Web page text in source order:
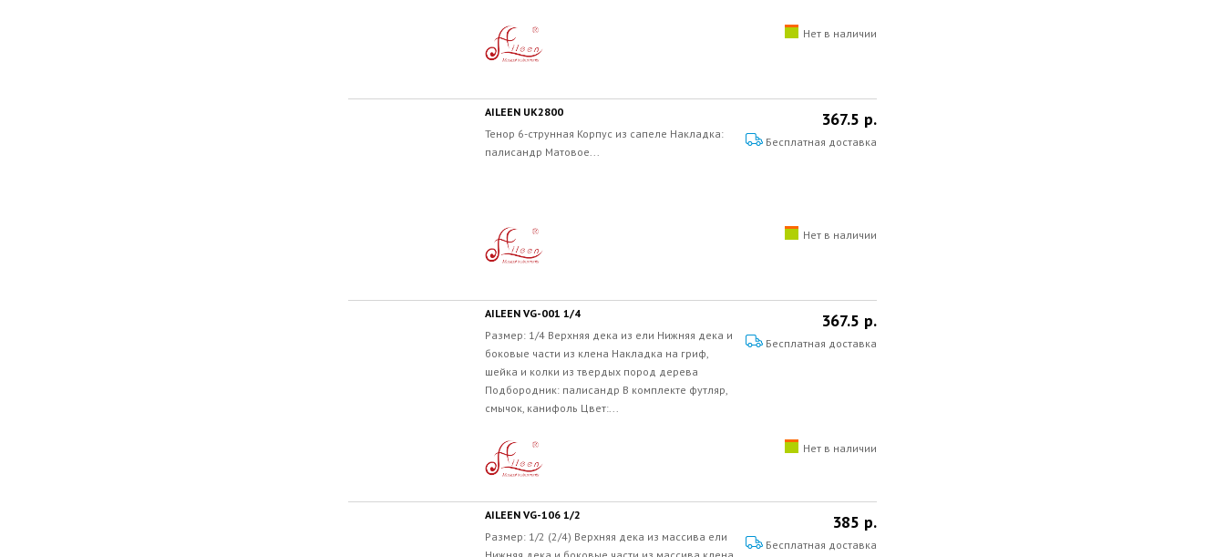
Нет в наличии
AILEEN UK2800
Тенор 6-струнная Корпус из сапеле Накладка:
палисандр Матовое...
367.5 р.
Бесплатная доставка
Нет в наличии
AILEEN VG-001 1/4
Размер: 1/4 Верхняя дека из ели Нижняя дека и
боковые части из клена Накладка на гриф,
шейка и колки из твердых пород дерева
Подбородник: палисандр В комплекте футляр,
смычок, канифоль Цвет:...
367.5 р.
Бесплатная доставка
Нет в наличии
AILEEN VG-106 1/2
Размер: 1/2 (2/4) Верхняя дека из массива ели
385 р.
Бесплатная доставка